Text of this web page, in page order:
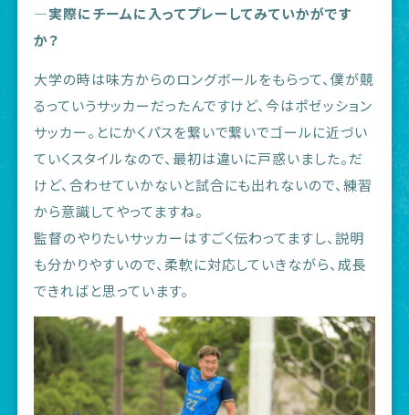
―実際にチームに入ってプレーしてみていかがです
か？
大学の時は味方からのロングボールをもらって、僕が競
るっていうサッカーだったんですけど、今はポゼッション
サッカー。とにかくパスを繋いで繋いでゴールに近づい
ていくスタイルなので、最初は違いに戸惑いました。だ
けど、合わせていかないと試合にも出れないので、練習
から意識してやってますね。
監督のやりたいサッカーはすごく伝わってますし、説明
も分かりやすいので、柔軟に対応していきながら、成長
できればと思っています。